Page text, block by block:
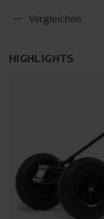
HIGHLIGHTS
Vergleichen